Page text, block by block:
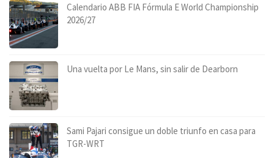
Calendario ABB FIA Fórmula E World Championship
2026/27
Una vuelta por Le Mans, sin salir de Dearborn
Sami Pajari consigue un doble triunfo en casa para
TGR-WRT